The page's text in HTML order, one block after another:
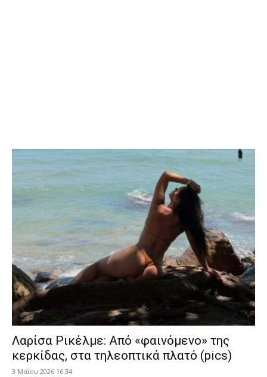
Λαρίσα Ρικέλμε: Από «φαινόμενο» της
κερκίδας, στα τηλεοπτικά πλατό (pics)
3 Μαΐου 2026 16:34